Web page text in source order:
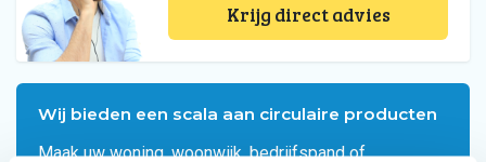
Krijg direct advies
Wij bieden een scala aan circulaire producten
Maak uw woning, woonwijk, bedrijfspand of